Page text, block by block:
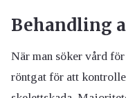
Behandling
När man söker vård
röntgat för att